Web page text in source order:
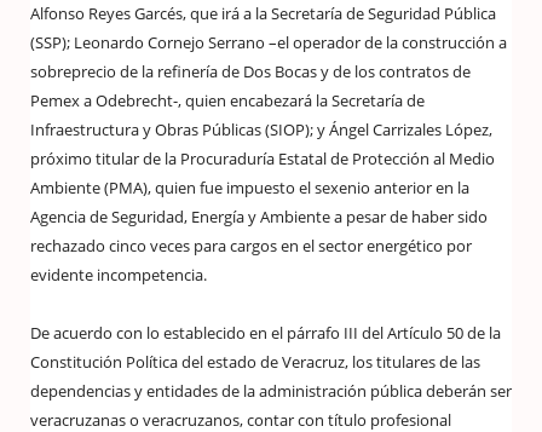
Alfonso Reyes Garcés, que irá a la Secretaría de Seguridad Pública
(SSP); Leonardo Cornejo Serrano –el operador de la construcción a
sobreprecio de la refinería de Dos Bocas y de los contratos de
Pemex a Odebrecht-, quien encabezará la Secretaría de
Infraestructura y Obras Públicas (SIOP); y Ángel Carrizales López,
próximo titular de la Procuraduría Estatal de Protección al Medio
Ambiente (PMA), quien fue impuesto el sexenio anterior en la
Agencia de Seguridad, Energía y Ambiente a pesar de haber sido
rechazado cinco veces para cargos en el sector energético por
evidente incompetencia.
De acuerdo con lo establecido en el párrafo III del Artículo 50 de la
Constitución Política del estado de Veracruz, los titulares de las
dependencias y entidades de la administración pública deberán ser
veracruzanas o veracruzanos, contar con título profesional